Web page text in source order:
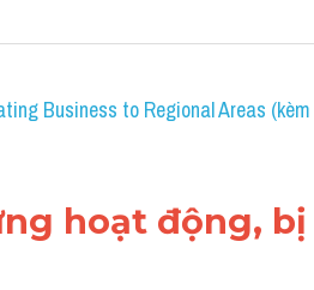
Business to Regional Areas
hoạt động, bị